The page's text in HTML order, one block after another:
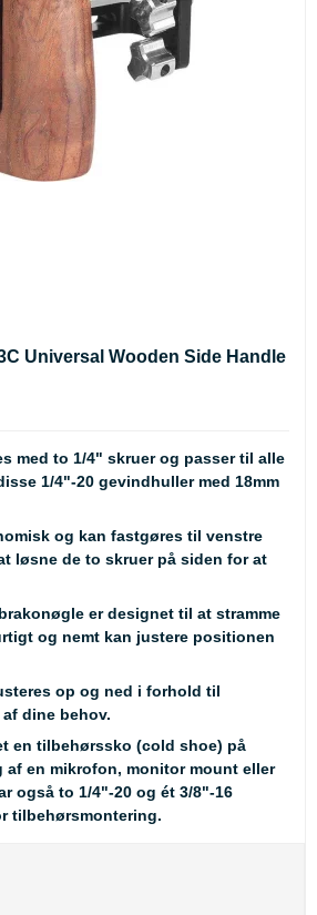
Universal Wooden Side Handle
med to 1/4" skruer og passer til alle
1/4"-20 gevindhuller med 18mm
og kan fastgøres til venstre
løsne de to skruer på siden for at
er designet til at stramme
og nemt kan justere positionen
op og ned i forhold til
dine behov.
en tilbehørssko (cold shoe) på
en mikrofon, monitor mount eller
også to 1/4"-20 og ét 3/8"-16
tilbehørsmontering.